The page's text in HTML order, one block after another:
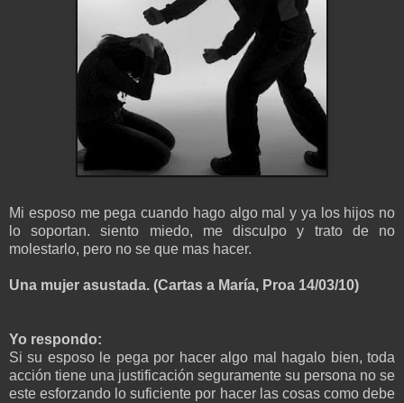
Mi esposo me pega cuando hago algo mal y ya los hijos no
lo soportan. siento miedo, me disculpo y trato de no
molestarlo, pero no se que mas hacer.
Una mujer asustada. (Cartas a María, Proa 14/03/10)
Yo respondo:
Si su esposo le pega por hacer algo mal hagalo bien, toda
acción tiene una justificación seguramente su persona no se
este esforzando lo suficiente por hacer las cosas como debe